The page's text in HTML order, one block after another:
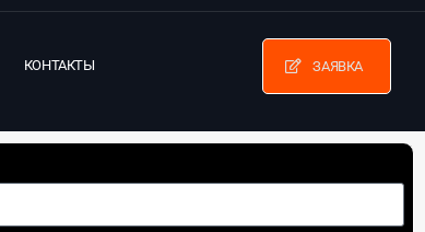
КОНТАКТЫ ЗАЯВКА